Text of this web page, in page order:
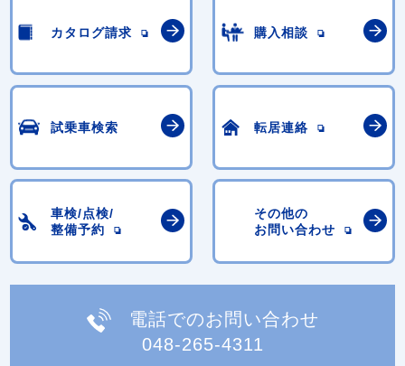
カタログ請求 購入相談
試乗車検索 転居連絡
車検/点検/
整備予約
その他の
お問い合わせ
電話でのお問い合わせ
048-265-4311